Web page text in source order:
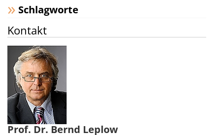
Schlagworte
Kontakt
Prof. Dr. Bernd Leplow